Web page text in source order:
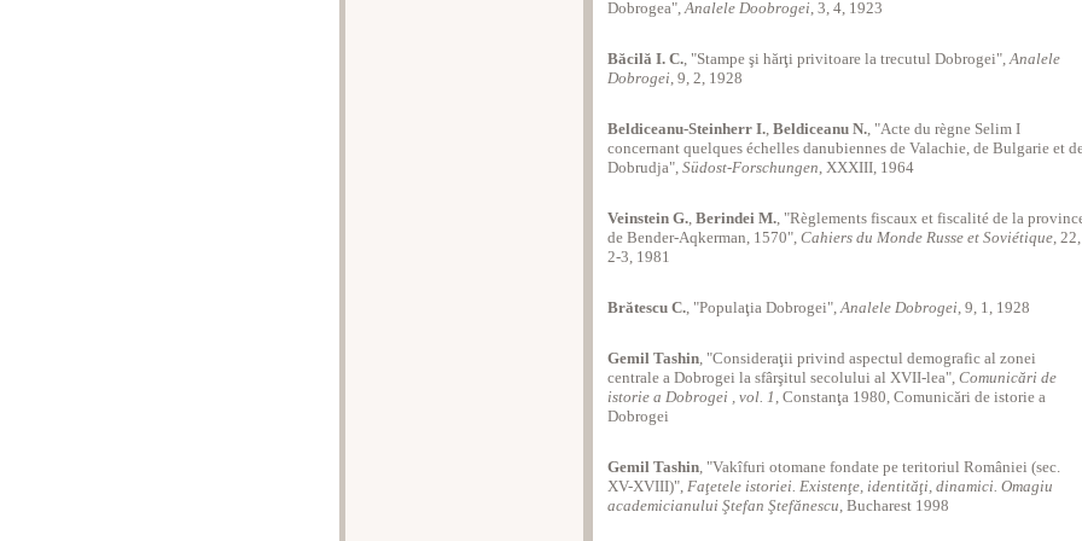
Dobrogea",Analele Doobrogei, 3, 4, 1923
Băcilă I. C., "Stampe şi hărţi privitoare la trecutul Dobrogei",Analele
Dobrogei, 9, 2, 1928
Beldiceanu-Steinherr I., Beldiceanu N., "Acte du règne Selim I
concernant quelques échelles danubiennes de Valachie, de Bulgarie et
Dobrudja", Südost-Forschungen, XXXIII, 1964
Veinstein G., Berindei M., "Règlements fiscaux et fiscalité de la
de Bender-Aqkerman, 1570", Cahiers du Monde Russe et Soviétique, 22,
2-3, 1981
Brătescu C., "Populaţia Dobrogei",Analele Dobrogei, 9, 1, 1928
Gemil Tashin, "Consideraţii privind aspectul demografic al zonei
centrale a Dobrogei la sfârşitul secolului al XVII-lea", Comunicări de
istorie a Dobrogei , vol. 1 , Constanţa 1980, Comunicări de istorie a
Dobrogei
Gemil Tashin, "Vakîfuri otomane fondate pe teritoriul României (sec.
XV-XVIII)", Faţetele istoriei. Existenţe, identităţi, dinamici. Omagiu
academicianului Ştefan Ştefănescu, Bucharest 1998